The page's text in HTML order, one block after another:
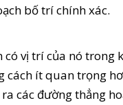
bố trí chính xác.
vị trí của nó trong
cách ít quan trọng
các đường thẳng